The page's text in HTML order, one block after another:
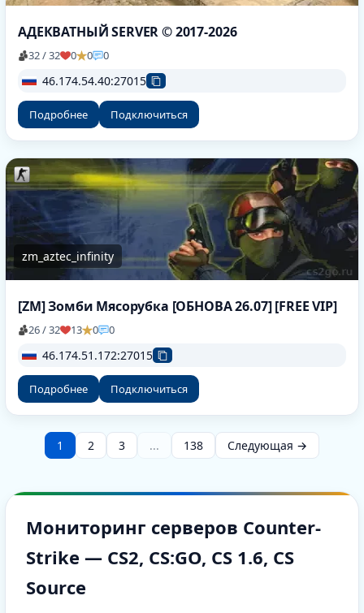
АДЕКВАТНЫЙ SERVER © 2017-2026
32 / 32 0 0 0
46.174.54.40:27015
Подробнее Подключиться
zm_aztec_infinity
[ZM] Зомби Мясорубка [ОБНОВА 26.07] [FREE VIP]
26 / 32 13 0 0
46.174.51.172:27015
Подробнее Подключиться
1 2 3 ... 138 Следующая →
Мониторинг серверов Counter-
Strike — CS2, CS:GO, CS 1.6, CS
Source